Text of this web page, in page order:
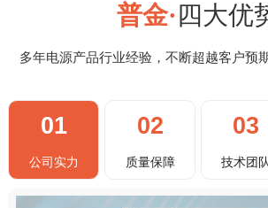
普金· 四大优
多年电源产品行业经验，不断超越客户预
01
公司实力
02
质量保障
03
技术团